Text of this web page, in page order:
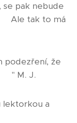
se pak nebude
Ale tak to má
podezření, že
" M. J.
lektorkou a